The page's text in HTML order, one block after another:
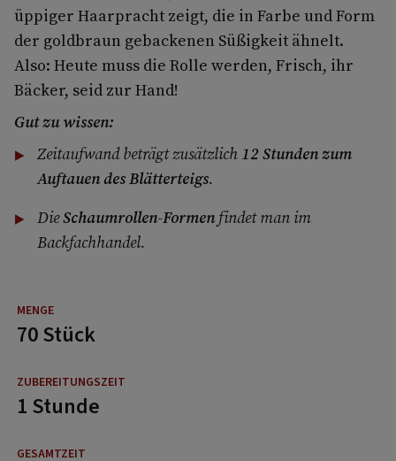
üppiger Haarpracht zeigt, die in Farbe und Form
der goldbraun gebackenen Süßigkeit ähnelt.
Also: Heute muss die Rolle werden, Frisch, ihr
Bäcker, seid zur Hand!
Gut zu wissen:
Zeitaufwand beträgt zusätzlich 12 Stunden zum
Auftauen des Blätterteigs.
DieSchaumrollen-Formenfindet man im
Backfachhandel.
70 Stück
1 Stunde